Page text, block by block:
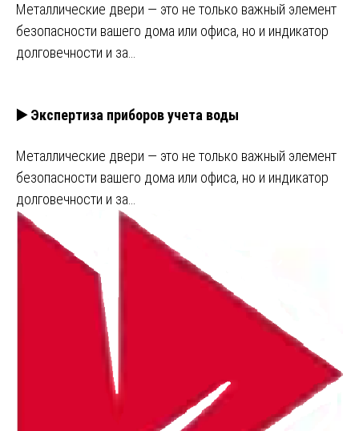
Металлические двери — это не только важный элемент
безопасности вашего дома или офиса, но и индикатор
долговечности и за…
▶️ Экспертиза приборов учета воды
Металлические двери — это не только важный элемент
безопасности вашего дома или офиса, но и индикатор
долговечности и за…